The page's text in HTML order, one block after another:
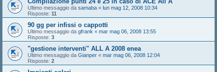
Ultimo messaggio da samaba « lun mag 12, 2008 10:34
Risposte: 11
90 gg per infissi o cappotti
Ultimo messaggio da gfrank « mar mag 06, 2008 13:55
Risposte: 3
"gestione interventi" ALL A 2008 enea
Ultimo messaggio da Gianper « mar mag 06, 2008 12:04
Risposte: 2